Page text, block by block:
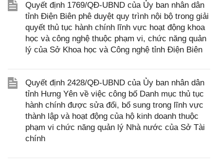
Quyết định 1769/QĐ-UBND của Ủy ban nhân dân
tỉnh Điện Biên phê duyệt quy trình nội bộ trong giải
quyết thủ tục hành chính lĩnh vực hoạt động khoa
học và công nghệ thuộc phạm vi, chức năng quản
lý của Sở Khoa học và Công nghệ tỉnh Điện Biên
Quyết định 2428/QĐ-UBND của Ủy ban nhân dân
tỉnh Hưng Yên về việc công bố Danh mục thủ tục
hành chính được sửa đổi, bổ sung trong lĩnh vực
thành lập và hoạt động của hộ kinh doanh thuộc
phạm vi chức năng quản lý Nhà nước của Sở Tài
chính